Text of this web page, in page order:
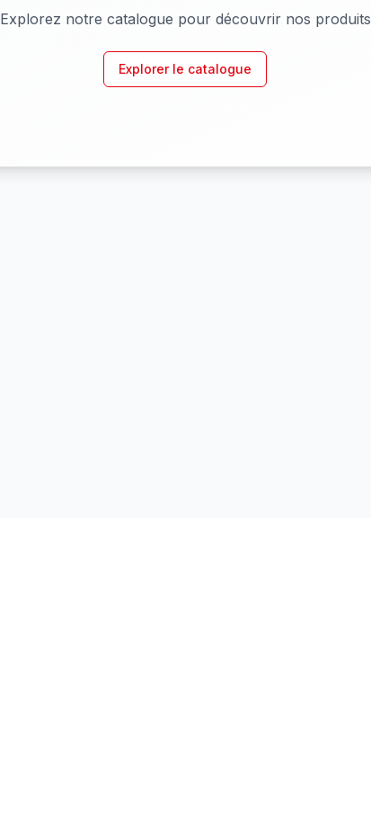
Explorez notre catalogue pour découvrir nos produits
Explorer le catalogue